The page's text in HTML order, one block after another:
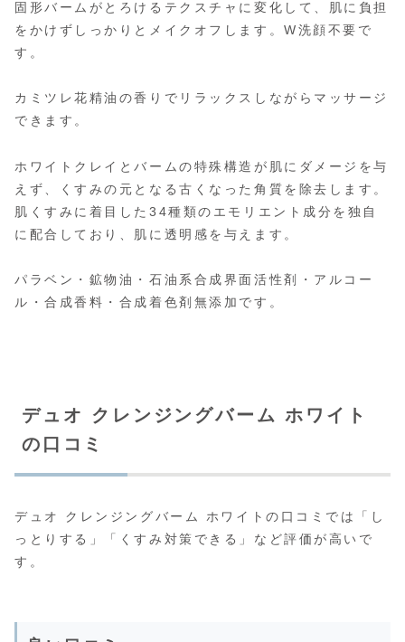
固形バームがとろけるテクスチャに変化して、肌に負担
をかけずしっかりとメイクオフします。W洗顔不要で
す。
カミツレ花精油の香りでリラックスしながらマッサージ
できます。
ホワイトクレイとバームの特殊構造が肌にダメージを与
えず、くすみの元となる古くなった角質を除去します。
肌くすみに着目した34種類のエモリエント成分を独自
に配合しており、肌に透明感を与えます。
パラベン・鉱物油・石油系合成界面活性剤・アルコー
ル・合成香料・合成着色剤無添加です。
デュオ クレンジングバーム ホワイト
の口コミ
デュオ クレンジングバーム ホワイトの口コミでは「し
っとりする」「くすみ対策できる」など評価が高いで
す。